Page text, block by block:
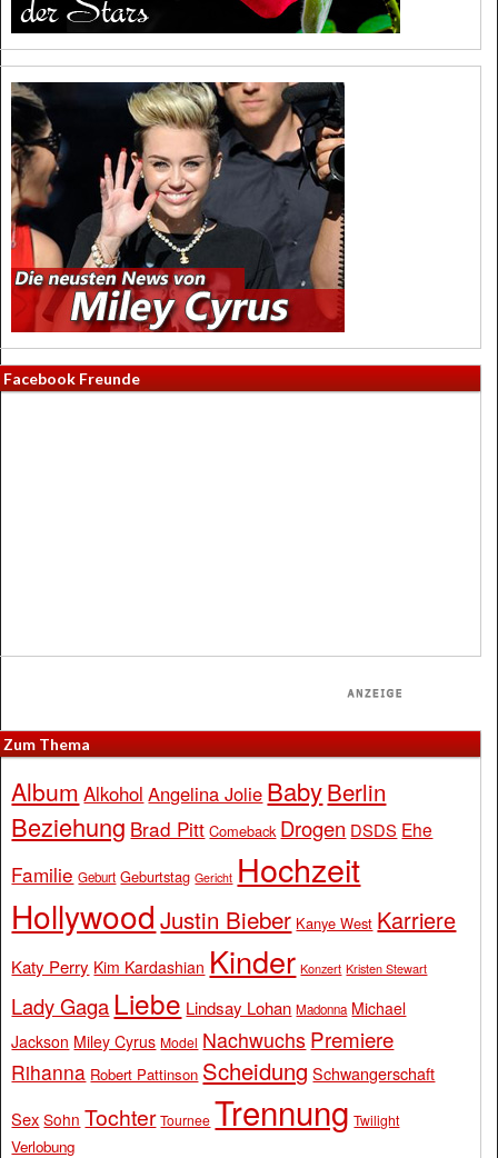
Facebook Freunde
Zum Thema
Album Alkohol Angelina Jolie BabyBerlin
Beziehung Brad Pitt Comeback Drogen DSDS Ehe
Familie Geburt Geburtstag Gericht Hochzeit
Hollywood Justin Bieber Kanye West Karriere
Katy Perry Kim Kardashian Kinder Konzert Kristen Stewart
Lady Gaga Liebe Lindsay Lohan Madonna Michael
Jackson Miley Cyrus Model Nachwuchs Premiere
Rihanna Robert Pattinson Scheidung Schwangerschaft
Sex Sohn Tochter Tournee Trennung Twilight
Verlobung